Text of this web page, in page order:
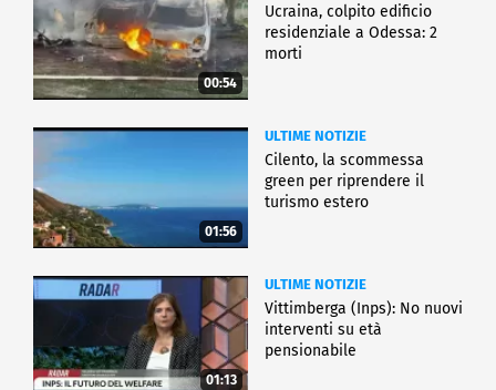
00:54
Ucraina, colpito edificio
residenziale a Odessa: 2
morti
01:56
ULTIME NOTIZIE
Cilento, la scommessa
green per riprendere il
turismo estero
01:13
ULTIME NOTIZIE
Vittimberga (Inps): No nuovi
interventi su età
pensionabile